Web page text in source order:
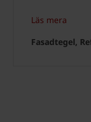
Läs mera
Fasadtegel,